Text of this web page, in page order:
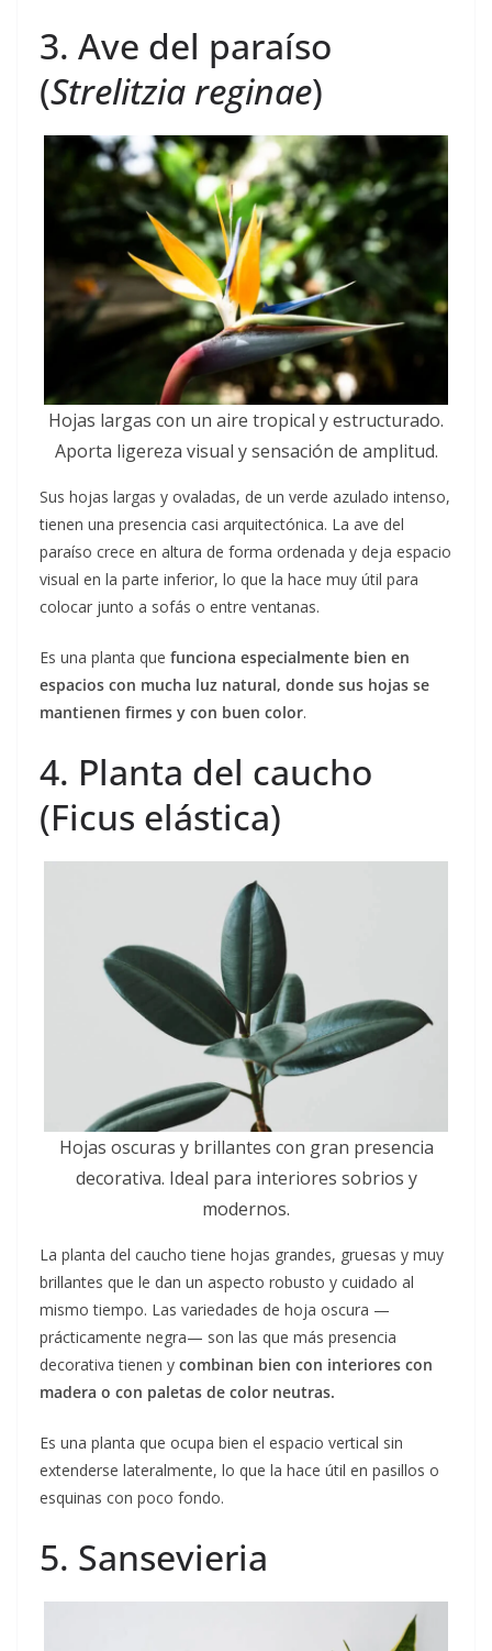
3. Ave del paraíso
(Strelitzia reginae)
Hojas largas con un aire tropical y estructurado.
Aporta ligereza visual y sensación de amplitud.
Sus hojas largas y ovaladas, de un verde azulado intenso,
tienen una presencia casi arquitectónica. La ave del
paraíso crece en altura de forma ordenada y deja espacio
visual en la parte inferior, lo que la hace muy útil para
colocar junto a sofás o entre ventanas.
Es una planta que funciona especialmente bien en
espacios con mucha luz natural, donde sus hojas se
mantienen firmes y con buen color.
4. Planta del caucho
(Ficus elástica)
Hojas oscuras y brillantes con gran presencia
decorativa. Ideal para interiores sobrios y
modernos.
La planta del caucho tiene hojas grandes, gruesas y muy
brillantes que le dan un aspecto robusto y cuidado al
mismo tiempo. Las variedades de hoja oscura —
prácticamente negra— son las que más presencia
decorativa tienen y combinan bien con interiores con
madera o con paletas de color neutras.
Es una planta que ocupa bien el espacio vertical sin
extenderse lateralmente, lo que la hace útil en pasillos o
esquinas con poco fondo.
5. Sansevieria